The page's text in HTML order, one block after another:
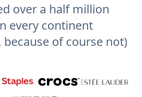
over a half million
every continent
of course not)